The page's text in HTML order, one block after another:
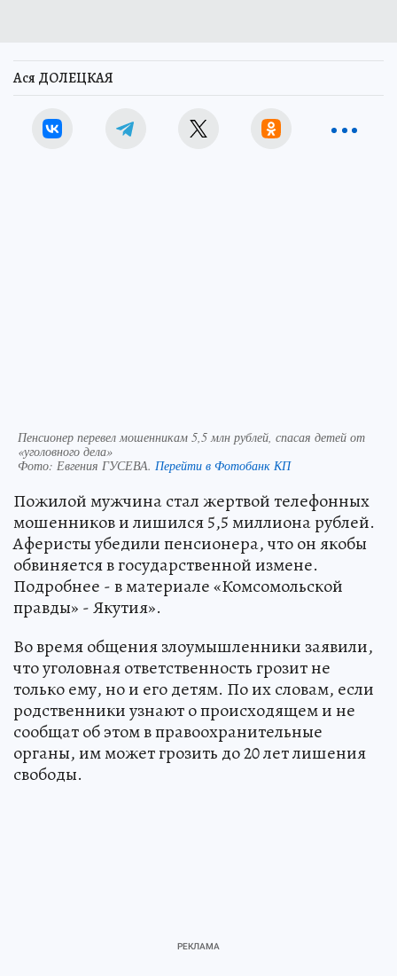
Ася ДОЛЕЦКАЯ
Пенсионер перевел мошенникам 5,5 млн рублей, спасая детей от
«уголовного дела»
Фото: Евгения ГУСЕВА. Перейти в Фотобанк КП
Пожилой мужчина стал жертвой телефонных
мошенников и лишился 5,5 миллиона рублей.
Аферисты убедили пенсионера, что он якобы
обвиняется в государственной измене.
Подробнее - в материале «Комсомольской
правды» - Якутия».
Во время общения злоумышленники заявили,
что уголовная ответственность грозит не
только ему, но и его детям. По их словам, если
родственники узнают о происходящем и не
сообщат об этом в правоохранительные
органы, им может грозить до 20 лет лишения
свободы.